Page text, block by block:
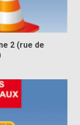
2 (rue de